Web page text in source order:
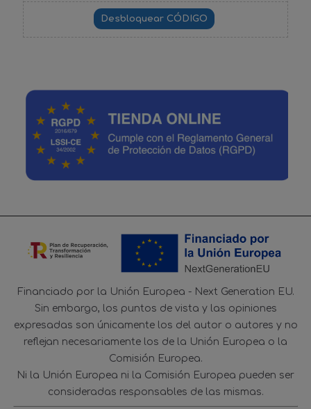
Financiado por la Unión Europea - Next Generation EU.
Sin embargo, los puntos de vista y las opiniones
expresadas son únicamente los del autor o autores y no
reflejan necesariamente los de la Unión Europea o la
Comisión Europea.
Ni la Unión Europea ni la Comisión Europea pueden ser
consideradas responsables de las mismas.